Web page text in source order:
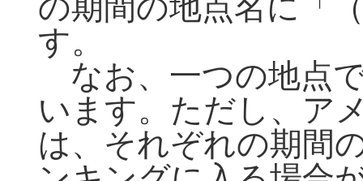
の期間の地点名に「
す。
なお、一つの地点
います。ただし、ア
は、それぞれの期間